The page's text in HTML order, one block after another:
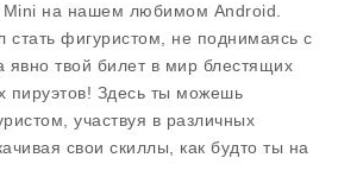
на нашем любимом Android.
стать фигуристом, не поднимаясь с
явно твой билет в мир блестящих
пируэтов! Здесь ты можешь
участвуя в различных
свои скиллы, как будто ты на